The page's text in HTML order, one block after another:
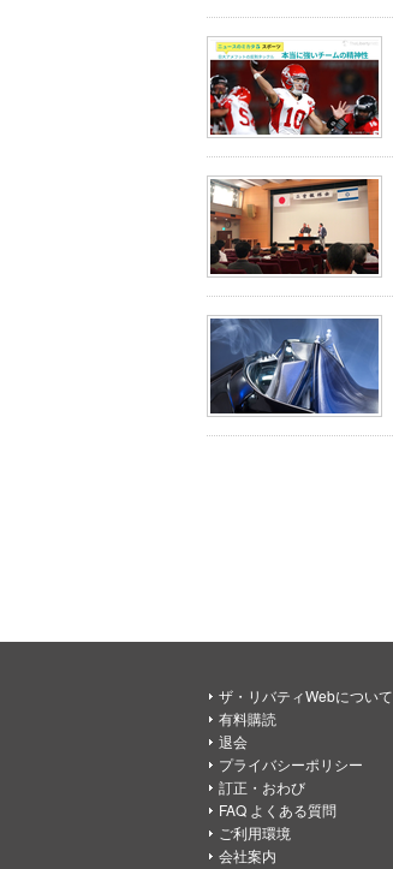
ザ・リバティWebについて
有料購読
退会
プライバシーポリシー
訂正・おわび
FAQ よくある質問
ご利用環境
会社案内